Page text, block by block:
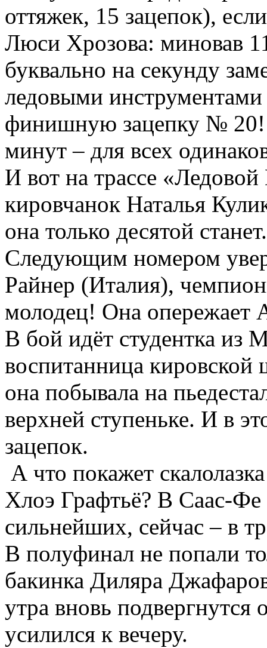
оттяжек, 15 зацепок),
Люси Хрозова: миновав
буквально на секунду
ледовыми
финишную зацепку № 20!
минут – для всех
И вот на трассе
кировчанок Наталья
она только десятой станет.
Следующим номером
Райнер (Италия),
молодец! Она опережает
В бой идёт студентка
воспитанница кировской
она побывала на
верхней ступеньке. И в
зацепок.
А что покажет
Хлоэ Графтьё? В Саас-Фе
сильнейших, сейчас – в
В полуфинал не попали
бакинка Диляра
утра вновь
усилился к вечеру.